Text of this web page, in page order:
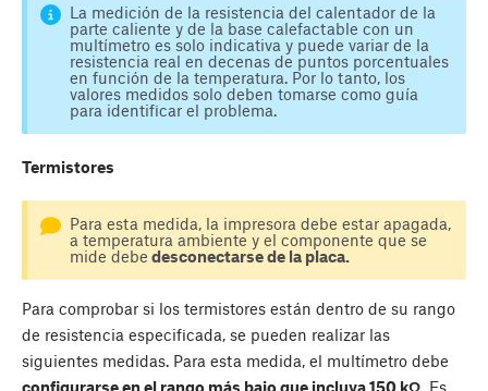
La medición de la resistencia del calentador de la
parte caliente y de la base calefactable con un
multímetro es solo indicativa y puede variar de la
resistencia real en decenas de puntos porcentuales
en función de la temperatura. Por lo tanto, los
valores medidos solo deben tomarse como guía
para identificar el problema.
Termistores
Para esta medida, la impresora debe estar apagada,
a temperatura ambiente y el componente que se
mide debe desconectarse de la placa.
Para comprobar si los termistores están dentro de su rango
de resistencia especificada, se pueden realizar las
siguientes medidas. Para esta medida, el multímetro debe
configurarse en el rango más bajo que incluya 150 kΩ. Es